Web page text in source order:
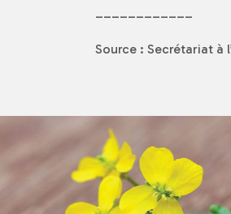
____________
Source : Secrétariat à